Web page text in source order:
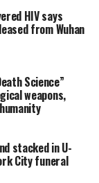
HIV says
from Wuhan
Science”
weapons,
stacked in U-
City funeral